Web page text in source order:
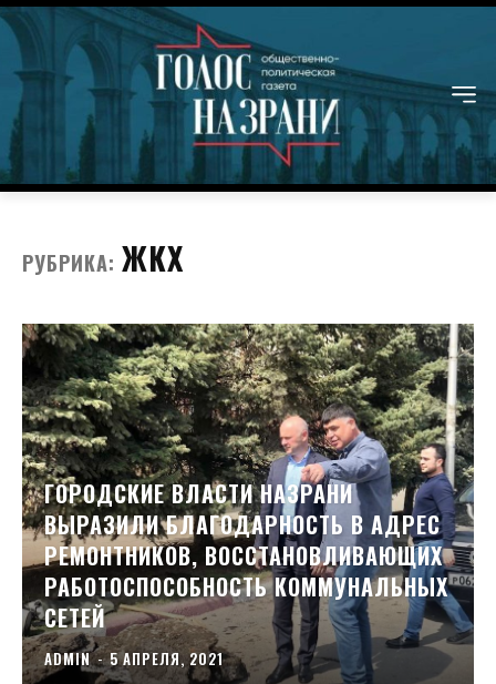
РУБРИКА: ЖКХ
ГОРОДСКИЕ ВЛАСТИ НАЗРАНИ
ВЫРАЗИЛИ БЛАГОДАРНОСТЬ В АДРЕС
РЕМОНТНИКОВ, ВОССТАНОВЛИВАЮЩИХ
РАБОТОСПОСОБНОСТЬ КОММУНАЛЬНЫХ
СЕТЕЙ
ADMIN - 5 АПРЕЛЯ, 2021